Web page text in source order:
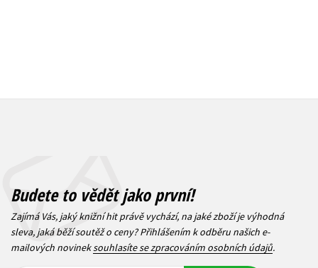
Budete to vědět jako první!
Zajímá Vás, jaký knižní hit právě vychází, na jaké zboží je výhodná
sleva, jaká běží soutěž o ceny? Přihlášením k odběru našich e-
mailových novineksouhlasíte se zpracováním osobních údajů.